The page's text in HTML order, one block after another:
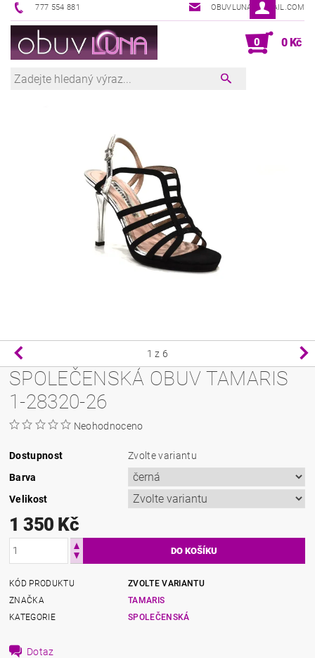
777 554 881 OBUVLUNA@GMAIL.COM
0 0 Kč
1 z 6
SPOLEČENSKÁ OBUV TAMARIS
1-28320-26
Neohodnoceno
Dostupnost
Zvolte variantu
Barva
Velikost
1 350 Kč
KÓD PRODUKTU
ZVOLTE VARIANTU
ZNAČKA
TAMARIS
KATEGORIE
SPOLEČENSKÁ
Dotaz